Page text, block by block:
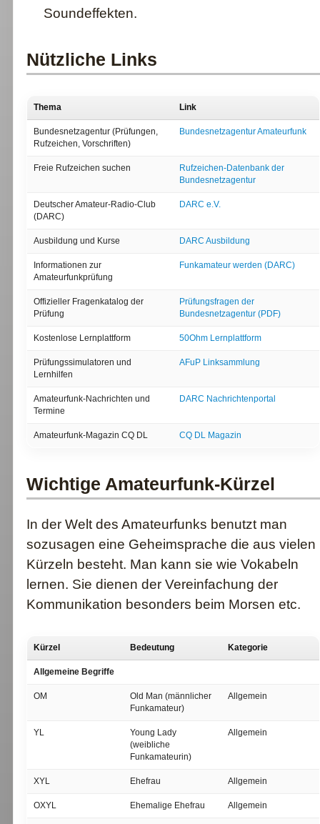
Soundeffekten.
Nützliche Links
Thema Link
Bundesnetzagentur (Prüfungen,
Rufzeichen, Vorschriften)
Bundesnetzagentur Amateurfunk
Freie Rufzeichen suchen
Rufzeichen-Datenbank der
Bundesnetzagentur
Deutscher Amateur-Radio-Club
(DARC)
DARC e.V.
Ausbildung und Kurse DARC Ausbildung
Informationen zur
Amateurfunkprüfung
Funkamateur werden (DARC)
Offizieller Fragenkatalog der
Prüfung
Prüfungsfragen der
Bundesnetzagentur (PDF)
Kostenlose Lernplattform 50Ohm Lernplattform
Prüfungssimulatoren und
Lernhilfen
AFuP Linksammlung
Amateurfunk-Nachrichten und
Termine
DARC Nachrichtenportal
Amateurfunk-Magazin CQ DL CQ DL Magazin
Wichtige Amateurfunk-Kürzel
In der Welt des Amateurfunks benutzt man
sozusagen eine Geheimsprache die aus vielen
Kürzeln besteht. Man kann sie wie Vokabeln
lernen. Sie dienen der Vereinfachung der
Kommunikation besonders beim Morsen etc.
Kürzel Bedeutung Kategorie
Allgemeine Begriffe
OM
Old Man (männlicher
Funkamateur)
Allgemein
YL
Young Lady
(weibliche
Funkamateurin)
Allgemein
XYL Ehefrau Allgemein
OXYL Ehemalige Ehefrau Allgemein